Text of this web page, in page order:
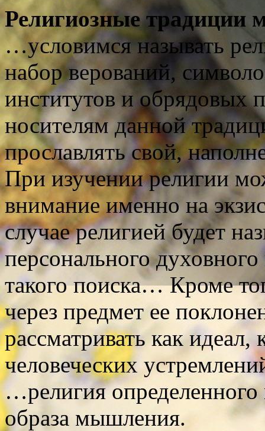
Религиозные традиции
…условимся называть
набор верований,
институтов и обрядовых
носителям данной
прославлять свой,
При изучении религии
внимание именно на
случае религией будет
персонального
такого поиска… Кроме
через предмет ее
рассматривать как
человеческих
…религия определенного
образа мышления.